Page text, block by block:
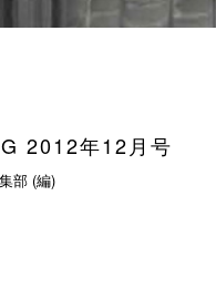
2012年12月号
部 (編)